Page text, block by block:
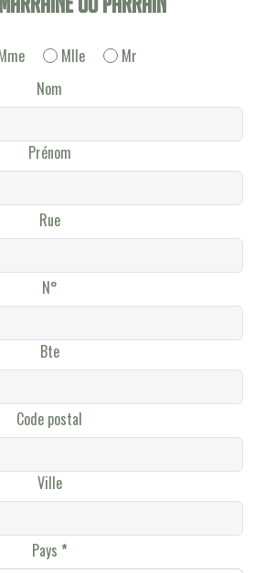
Mlle
Mr
Nom
Prénom
Rue
N°
Bte
Code postal
Ville
Pays